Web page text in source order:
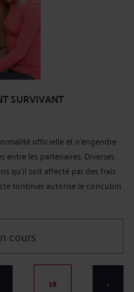
SURVIVANT
officielle et n'engendre
les partenaires. Diverses
qu'il soit affecté par des frais
tontinier autorise le concubin
cours
18 >